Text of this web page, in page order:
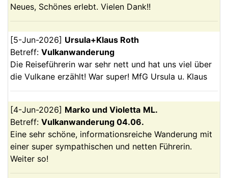
Neues, Schönes erlebt. Vielen Dank!!
[5-Jun-2026] Ursula+Klaus Roth
Betreff: Vulkanwanderung
Die Reiseführerin war sehr nett und hat uns viel über
die Vulkane erzählt! War super! MfG Ursula u. Klaus
[4-Jun-2026] Marko und Violetta ML.
Betreff: Vulkanwanderung 04.06.
Eine sehr schöne, informationsreiche Wanderung mit
einer super sympathischen und netten Führerin.
Weiter so!